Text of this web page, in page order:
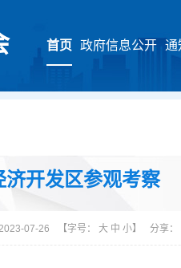
首页 政府信息公开 通
济开发区参观考察
07-26 【字号： 大 中 小】 分享：